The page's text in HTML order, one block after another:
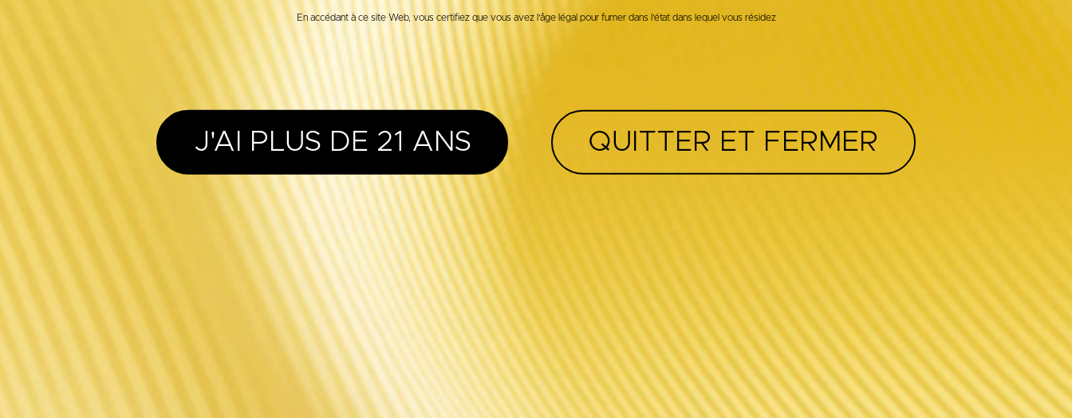
En accédant à ce site Web, vous certifiez que vous avez l'âge légal pour fumer dans l'état dans lequel vous résidez
J'AI PLUS DE 21 ANS QUITTER ET FERMER